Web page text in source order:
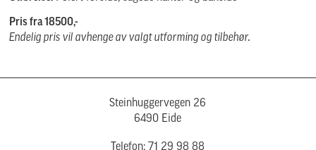
Pris fra 18500,-
Endelig pris vil avhenge av valgt utforming og tilbehør.
Steinhuggervegen 26
6490 Eide
Telefon: 71 29 98 88